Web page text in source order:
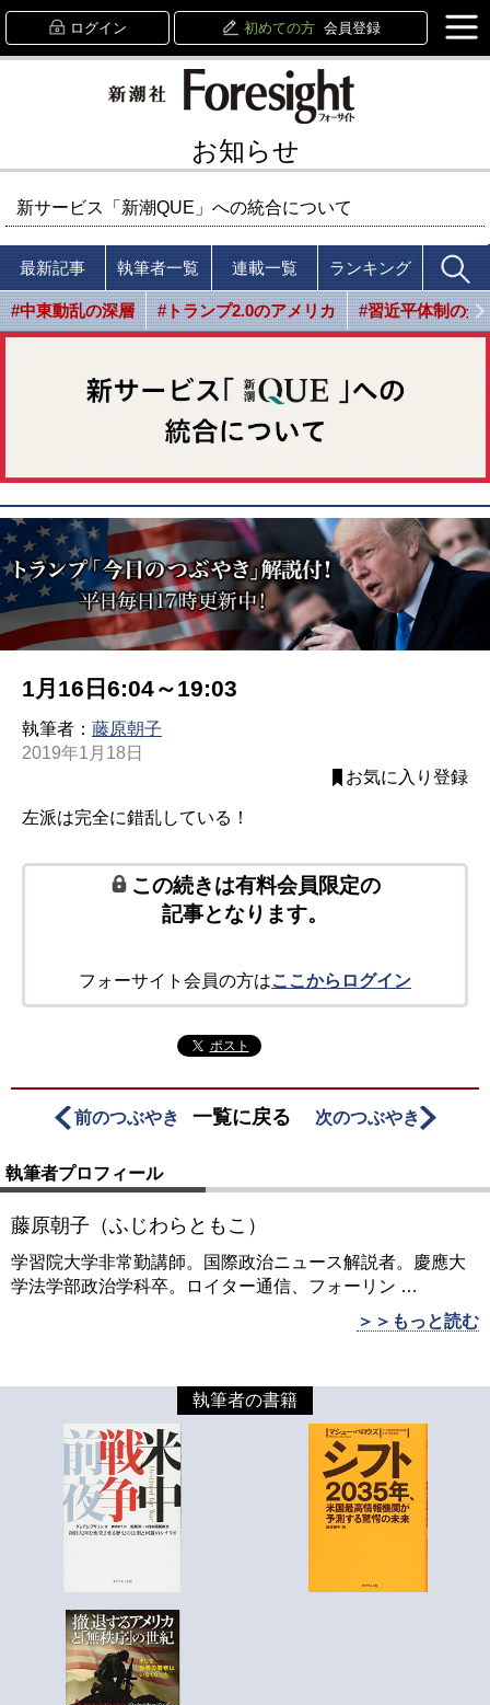
ログイン 初めての方 会員登録
お知らせ
新サービス「新潮QUE」への統合について
最新記事 執筆者一覧 連載一覧 ランキング
#中東動乱の深層 #トランプ2.0のアメリカ #習近平体制の光
1月16日6:04～19:03
執筆者： 藤原朝子
2019年1月18日
お気に入り登録
左派は完全に錯乱している！
この続きは有料会員限定の
記事となります。
フォーサイト会員の方はここからログイン
ポスト
前のつぶやき 一覧に戻る 次のつぶやき
執筆者プロフィール
藤原朝子（ふじわらともこ）
学習院大学非常勤講師。国際政治ニュース解説者。慶應大
学法学部政治学科卒。ロイター通信、フォーリン …
＞＞もっと読む
執筆者の書籍